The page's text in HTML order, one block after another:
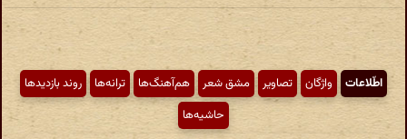
اطّلاعات واژگان تصاویر مشق شعر هم‌آهنگ‌ها ترانه‌ها
روند بازدیدها
حاشیه‌ها